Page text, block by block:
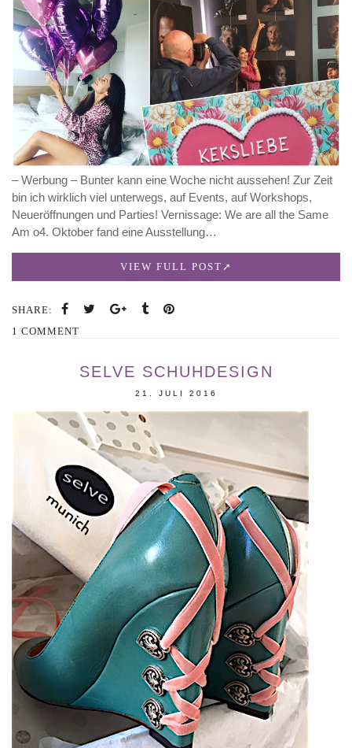
– Werbung – Bunter kann eine Woche nicht aussehen! Zur Zeit
bin ich wirklich viel unterwegs, auf Events, auf Workshops,
Neueröffnungen und Parties! Vernissage: We are all the Same
Am o4. Oktober fand eine Ausstellung…
VIEW FULL POST
SHARE:
1 COMMENT
SELVE SCHUHDESIGN
21. JULI 2016